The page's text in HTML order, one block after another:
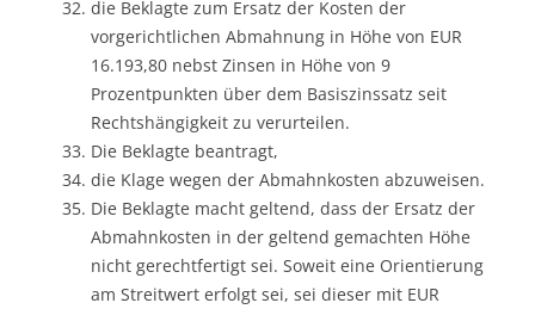
die Beklagte zum Ersatz der Kosten der
vorgerichtlichen Abmahnung in Höhe von EUR
16.193,80 nebst Zinsen in Höhe von 9
Prozentpunkten über dem Basiszinssatz seit
Rechtshängigkeit zu verurteilen.
Die Beklagte beantragt,
die Klage wegen der Abmahnkosten abzuweisen.
Die Beklagte macht geltend, dass der Ersatz der
Abmahnkosten in der geltend gemachten Höhe
nicht gerechtfertigt sei. Soweit eine Orientierung
am Streitwert erfolgt sei, sei dieser mit EUR